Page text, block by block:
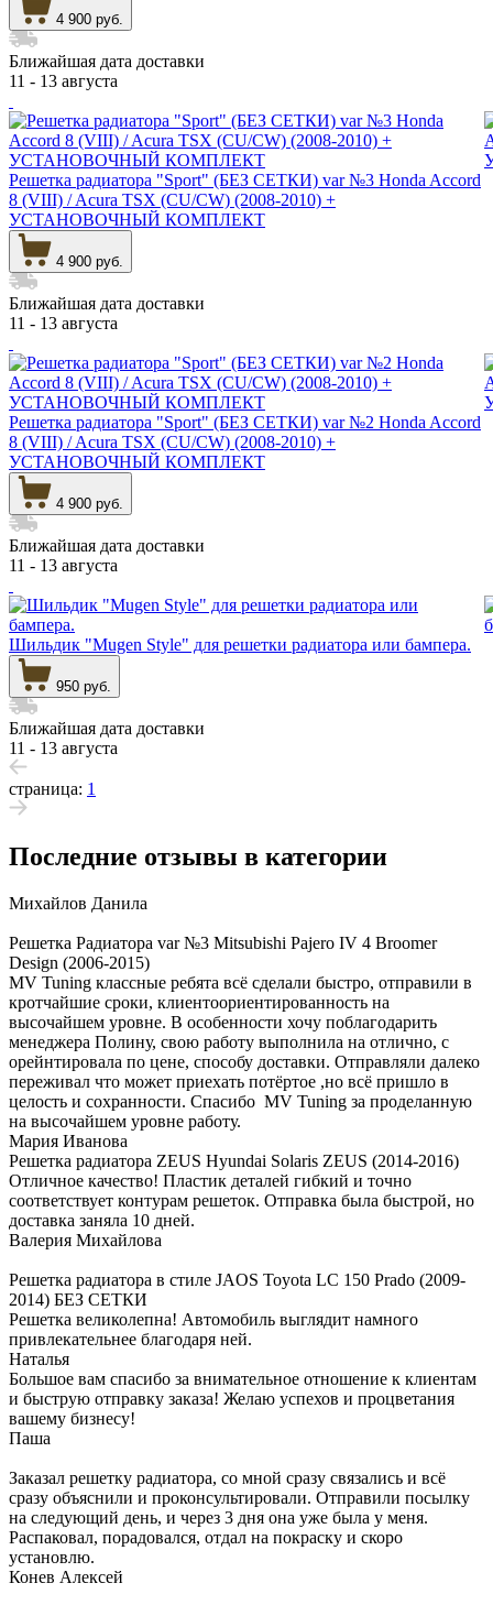
4 900 руб.
Ближайшая дата доставки
11 - 13 августа
Решетка радиатора "Sport" (БЕЗ СЕТКИ) var №3 Honda Accord
8 (VIII) / Acura TSX (CU/CW) (2008-2010) +
УСТАНОВОЧНЫЙ КОМПЛЕКТ
4 900 руб.
Ближайшая дата доставки
11 - 13 августа
Решетка радиатора "Sport" (БЕЗ СЕТКИ) var №2 Honda Accord
8 (VIII) / Acura TSX (CU/CW) (2008-2010) +
УСТАНОВОЧНЫЙ КОМПЛЕКТ
4 900 руб.
Ближайшая дата доставки
11 - 13 августа
Шильдик "Mugen Style" для решетки радиатора или бампера.
950 руб.
Ближайшая дата доставки
11 - 13 августа
страница: 1
Последние отзывы в категории
Михайлов Данила
Решетка Радиатора var №3 Mitsubishi Pajero IV 4 Broomer
Design (2006-2015)
MV Tuning классные ребята всё сделали быстро, отправили в
кротчайшие сроки, клиентоориентированность на
высочайшем уровне. В особенности хочу поблагодарить
менеджера Полину, свою работу выполнила на отлично, с
орейнтировала по цене, способу доставки. Отправляли далеко
переживал что может приехать потёртое ,но всё пришло в
целость и сохранности. Спасибо MV Tuning за проделанную
на высочайшем уровне работу.
Мария Иванова
Решетка радиатора ZEUS Hyundai Solaris ZEUS (2014-2016)
Отличное качество! Пластик деталей гибкий и точно
соответствует контурам решеток. Отправка была быстрой, но
доставка заняла 10 дней.
Валерия Михайлова
Решетка радиатора в стиле JAOS Toyota LC 150 Prado (2009-
2014) БЕЗ СЕТКИ
Решетка великолепна! Автомобиль выглядит намного
привлекательнее благодаря ней.
Наталья
Большое вам спасибо за внимательное отношение к клиентам
и быструю отправку заказа! Желаю успехов и процветания
вашему бизнесу!
Паша
Заказал решетку радиатора, со мной сразу связались и всё
сразу объяснили и проконсультировали. Отправили посылку
на следующий день, и через 3 дня она уже была у меня.
Распаковал, порадовался, отдал на покраску и скоро
установлю.
Конев Алексей